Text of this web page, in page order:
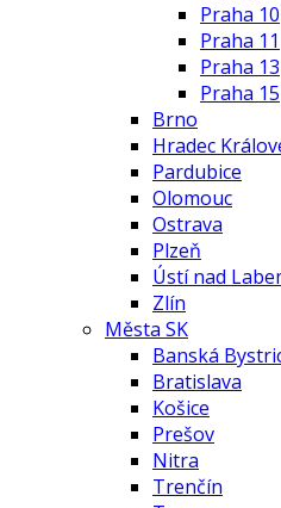
Praha 10
Praha 11
Praha 13
Praha 15
Brno
Hradec
Pardubice
Olomouc
Ostrava
Plzeň
Ústí nad
Zlín
Města SK
Banská
Bratislava
Košice
Prešov
Nitra
Trenčín